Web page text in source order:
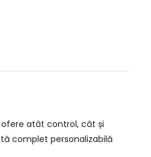
atât control, cât și
complet personalizabilă